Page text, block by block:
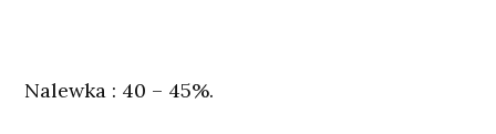
Nalewka : 40 – 45%.